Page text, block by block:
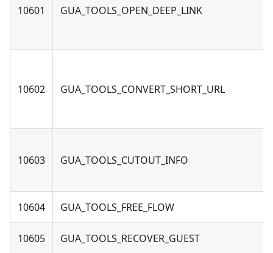
10601 GUA_TOOLS_OPEN_DEEP_LINK
10602 GUA_TOOLS_CONVERT_SHORT_URL
10603 GUA_TOOLS_CUTOUT_INFO
10604 GUA_TOOLS_FREE_FLOW
10605 GUA_TOOLS_RECOVER_GUEST